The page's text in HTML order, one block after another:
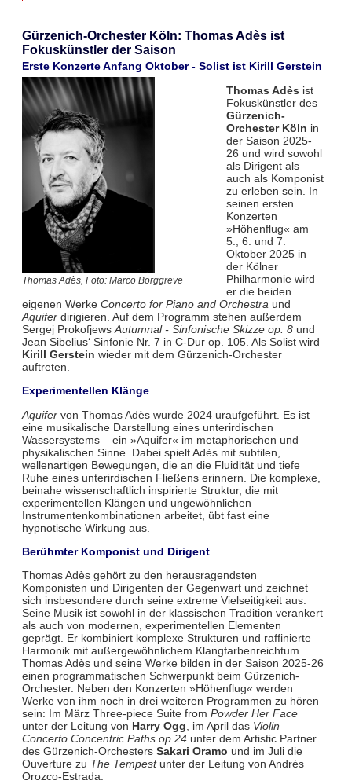
Gürzenich-Orchester Köln: Thomas Adès ist
Fokuskünstler der Saison
Erste Konzerte Anfang Oktober - Solist ist Kirill Gerstein
Thomas Adès, Foto: Marco Borggreve
Thomas Adès ist
Fokuskünstler des
Gürzenich-
Orchester Köln in
der Saison 2025-
26 und wird sowohl
als Dirigent als
auch als Komponist
zu erleben sein. In
seinen ersten
Konzerten
»Höhenflug« am
5., 6. und 7.
Oktober 2025 in
der Kölner
Philharmonie wird
er die beiden
eigenen Werke Concerto for Piano and Orchestra und
Aquiferdirigieren. Auf dem Programm stehen außerdem
Sergej Prokofjews Autumnal - Sinfonische Skizze op. 8und
Jean Sibelius‘ Sinfonie Nr. 7 in C-Dur op. 105. Als Solist wird
Kirill Gerstein wieder mit dem Gürzenich-Orchester
auftreten.
Experimentellen Klänge
Aquifervon Thomas Adès wurde 2024 uraufgeführt. Es ist
eine musikalische Darstellung eines unterirdischen
Wassersystems – ein »Aquifer« im metaphorischen und
physikalischen Sinne. Dabei spielt Adès mit subtilen,
wellenartigen Bewegungen, die an die Fluidität und tiefe
Ruhe eines unterirdischen Fließens erinnern. Die komplexe,
beinahe wissenschaftlich inspirierte Struktur, die mit
experimentellen Klängen und ungewöhnlichen
Instrumentenkombinationen arbeitet, übt fast eine
hypnotische Wirkung aus.
Berühmter Komponist und Dirigent
Thomas Adès gehört zu den herausragendsten
Komponisten und Dirigenten der Gegenwart und zeichnet
sich insbesondere durch seine extreme Vielseitigkeit aus.
Seine Musik ist sowohl in der klassischen Tradition verankert
als auch von modernen, experimentellen Elementen
geprägt. Er kombiniert komplexe Strukturen und raffinierte
Harmonik mit außergewöhnlichem Klangfarbenreichtum.
Thomas Adès und seine Werke bilden in der Saison 2025-26
einen programmatischen Schwerpunkt beim Gürzenich-
Orchester. Neben den Konzerten »Höhenflug« werden
Werke von ihm noch in drei weiteren Programmen zu hören
sein: Im März Three-piece Suite from Powder Her Face
unter der Leitung von Harry Ogg, im April das Violin
Concerto Concentric Paths op 24unter dem Artistic Partner
des Gürzenich-Orchesters Sakari Oramo und im Juli die
Ouverture zu The Tempestunter der Leitung von Andrés
Orozco-Estrada.